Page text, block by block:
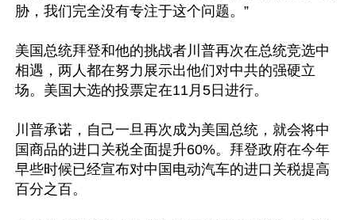
胁，我们完全没有专注于这个问题。”
美国总统拜登和他的挑战者川普再次在总统竞选中
相遇，两人都在努力展示出他们对中共的强硬立
场。美国大选的投票定在11月5日进行。
川普承诺，自己一旦再次成为美国总统，就会将中
国商品的进口关税全面提升60%。拜登政府在今年
早些时候已经宣布对中国电动汽车的进口关税提高
百分之百。